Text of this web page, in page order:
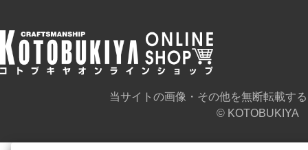
当サイトの画像・その他を無断転載す
© KOTOBUKIYA